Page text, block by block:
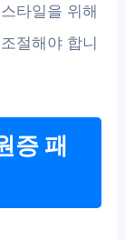
타일을 위해
절해야 합니
증 패